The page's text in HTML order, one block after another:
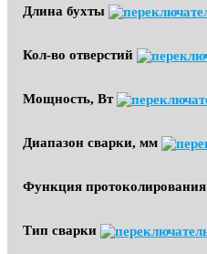
Длина бухты
Кол-во отверстий
Мощность, Вт
Диапазон сварки, мм
Функция протоколирования
Тип сварки